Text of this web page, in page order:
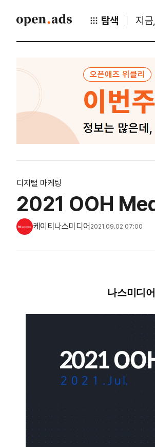
탐색 지
디지털 마케팅
2021 OOH
케이티나스미디어 2021.09.02 07:00
나스미디어